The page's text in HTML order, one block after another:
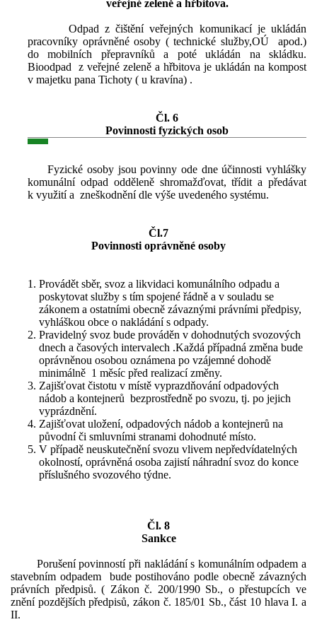
veřejné zeleně a hřbitova.
Odpad z čištění veřejných komunikací je ukládán
pracovníky oprávněné osoby ( technické služby,OÚ apod.)
do mobilních přepravníků a poté ukládán na skládku.
Bioodpad z veřejné zeleně a hřbitova je ukládán na kompost
v majetku pana Tichoty ( u kravína) .
Čl. 6
Povinnosti fyzických osob
Fyzické osoby jsou povinny ode dne účinnosti vyhlášky
komunální odpad odděleně shromažďovat, třídit a předávat
k využití a zneškodnění dle výše uvedeného systému.
Čl.7
Povinnosti oprávněné osoby
Provádět sběr, svoz a likvidaci komunálního odpadu a
poskytovat služby s tím spojené řádně a v souladu se
zákonem a ostatními obecně závaznými právními předpisy,
vyhláškou obce o nakládání s odpady.
Pravidelný svoz bude prováděn v dohodnutých svozových
dnech a časových intervalech .Každá případná změna bude
oprávněnou osobou oznámena po vzájemné dohodě
minimálně 1 měsíc před realizací změny.
Zajišťovat čistotu v místě vyprazdňování odpadových
nádob a kontejnerů bezprostředně po svozu, tj. po jejich
vyprázdnění.
Zajišťovat uložení, odpadových nádob a kontejnerů na
původní či smluvními stranami dohodnuté místo.
V případě neuskutečnění svozu vlivem nepředvídatelných
okolností, oprávněná osoba zajistí náhradní svoz do konce
příslušného svozového týdne.
Čl. 8
Sankce
Porušení povinností při nakládání s komunálním odpadem a
stavebním odpadem bude postihováno podle obecně závazných
právních předpisů. ( Zákon č. 200/1990 Sb., o přestupcích ve
znění pozdějších předpisů, zákon č. 185/01 Sb., část 10 hlava I. a
II.